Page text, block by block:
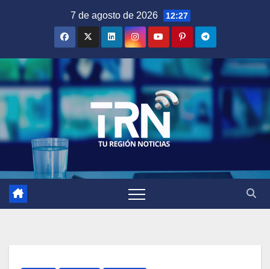
7 de agosto de 2026 12:27